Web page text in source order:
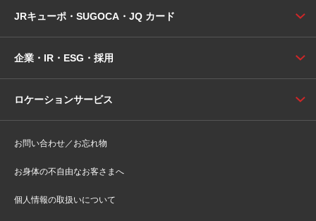
JRキューポ・SUGOCA・JQ カード
企業・IR・ESG・採用
ロケーションサービス
お問い合わせ／お忘れ物
お身体の不自由なお客さまへ
個人情報の取扱いについて